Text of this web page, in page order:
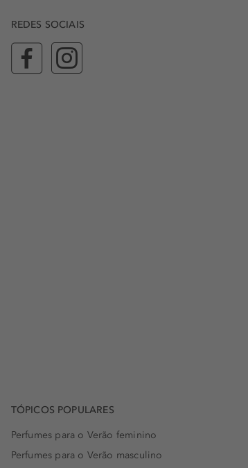
REDES SOCIAIS
TÓPICOS POPULARES
Perfumes para o Verão feminino
Perfumes para o Verão masculino